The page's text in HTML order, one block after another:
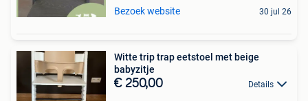
Bezoek website 30 jul 26
Witte trip trap eetstoel met beige
babyzitje
€ 250,00 Details